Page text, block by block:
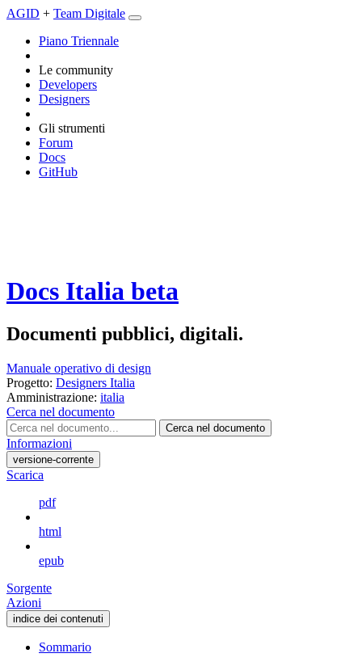
AGID + Team Digitale
Piano Triennale
Le community
Developers
Designers
Gli strumenti
Forum
Docs
GitHub
Docs Italia beta
Documenti pubblici, digitali.
Manuale operativo di design
Progetto: Designers Italia
Amministrazione: italia
Cerca nel documento
Cerca nel documento
Informazioni
versione-corrente
Scarica
pdf
html
epub
Sorgente
Azioni
indice dei contenuti
Sommario